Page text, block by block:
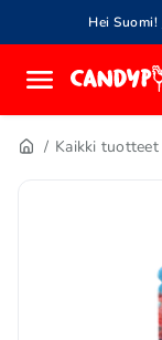
Hei Suomi!
Kaikki tuotteet